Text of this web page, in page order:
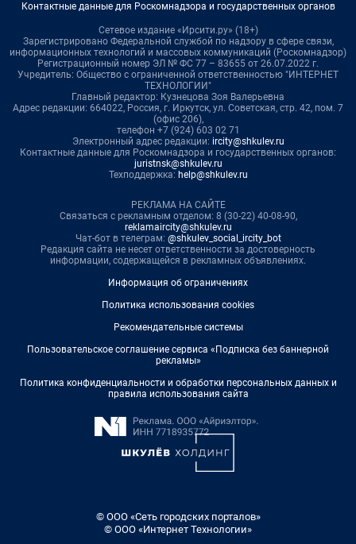
Контактные данные для Роскомнадзора и государственных органов
Сетевое издание «Ирсити.ру» (18+)
Зарегистрировано Федеральной службой по надзору в сфере связи,
информационных технологий и массовых коммуникаций (Роскомнадзор)
Регистрационный номер ЭЛ № ФС 77 – 83655 от 26.07.2022 г.
Учредитель: Общество с ограниченной ответственностью "ИНТЕРНЕТ
ТЕХНОЛОГИИ"
Главный редактор: Кузнецова Зоя Валерьевна
Адрес редакции: 664022, Россия, г. Иркутск, ул. Советская, стр. 42, пом. 7
(офис 206),
телефон +7 (924) 603 02 71
Электронный адрес редакции: ircity@shkulev.ru
Контактные данные для Роскомнадзора и государственных органов:
juristnsk@shkulev.ru
Техподдержка: help@shkulev.ru
РЕКЛАМА НА САЙТЕ
Связаться с рекламным отделом: 8 (30-22) 40-08-90,
reklamaircity@shkulev.ru
Чат-бот в телеграм: @shkulev_social_ircity_bot
Редакция сайта не несет ответственности за достоверность
информации, содержащейся в рекламных объявлениях.
Информация об ограничениях
Политика использования cookies
Рекомендательные системы
Пользовательское соглашение сервиса «Подписка без баннерной
рекламы»
Политика конфиденциальности и обработки персональных данных и
правила использования сайта
© ООО «Сеть городских порталов»
© ООО «Интернет Технологии»